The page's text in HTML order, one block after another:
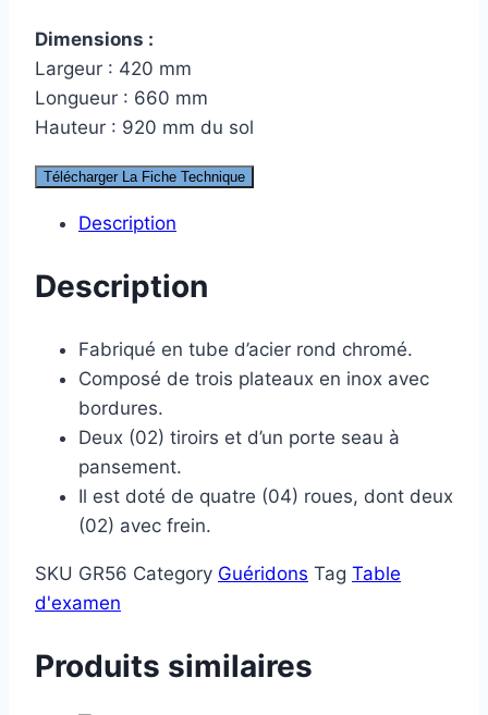
Dimensions :
Largeur : 420 mm
Longueur : 660 mm
Hauteur : 920 mm du sol
Télécharger La Fiche Technique
Description
Description
Fabriqué en tube d’acier rond chromé.
Composé de trois plateaux en inox avec
bordures.
Deux (02) tiroirs et d’un porte seau à
pansement.
Il est doté de quatre (04) roues, dont deux
(02) avec frein.
SKU GR56 Category Guéridons Tag Table
d'examen
Produits similaires